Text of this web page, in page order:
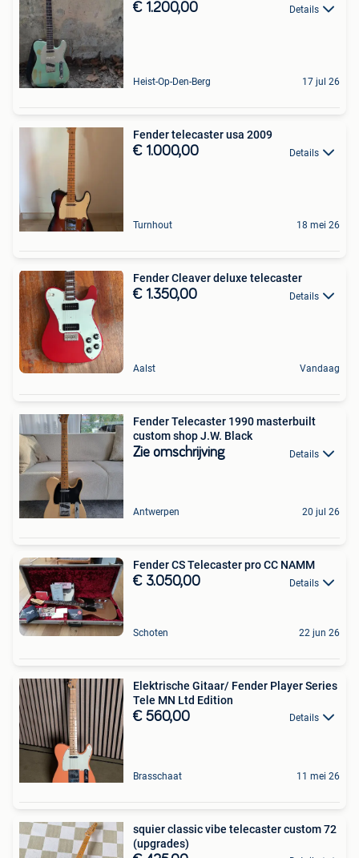
€ 1.200,00 Details
Heist-Op-Den-Berg 17 jul 26
Fender telecaster usa 2009
€ 1.000,00 Details
Turnhout 18 mei 26
Fender Cleaver deluxe telecaster
€ 1.350,00 Details
Aalst Vandaag
Fender Telecaster 1990 masterbuilt
custom shop J.W. Black
Zie omschrijving Details
Antwerpen 20 jul 26
Fender CS Telecaster pro CC NAMM
€ 3.050,00 Details
Schoten 22 jun 26
Elektrische Gitaar/ Fender Player Series
Tele MN Ltd Edition
€ 560,00 Details
Brasschaat 11 mei 26
squier classic vibe telecaster custom 72
(upgrades)